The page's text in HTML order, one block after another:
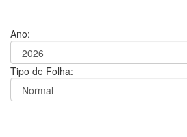
Ano:
Tipo de Folha: